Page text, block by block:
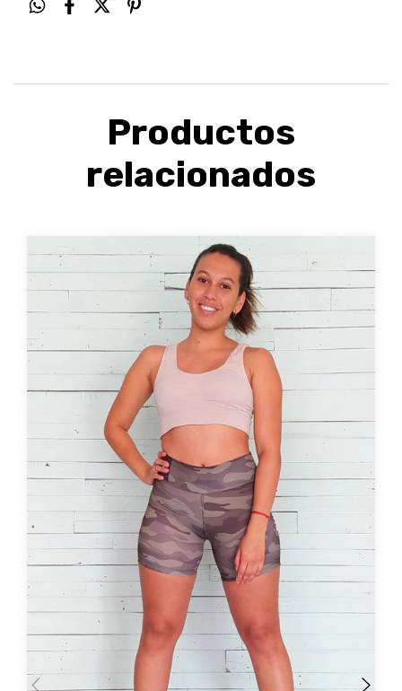
Productos
relacionados